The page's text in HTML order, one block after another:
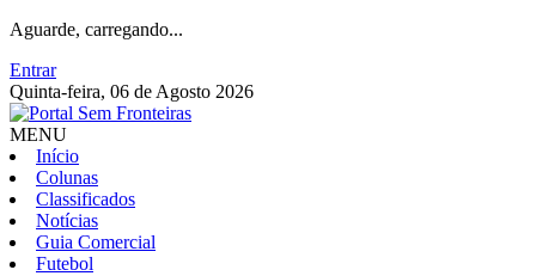
Aguarde, carregando...
Entrar
Quinta-feira, 06 de Agosto 2026
MENU
Início
Colunas
Classificados
Notícias
Guia Comercial
Futebol